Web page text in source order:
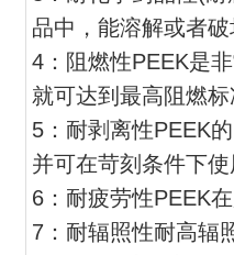
品中，能溶解或者
4：阻燃性PEEK是
就可达到最高阻燃
5：耐剥离性PEEK
并可在苛刻条件下
6：耐疲劳性PEEK
7：耐辐照性耐高辐